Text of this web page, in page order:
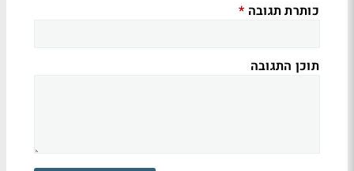
כותרת תגובה *
תוכן התגובה